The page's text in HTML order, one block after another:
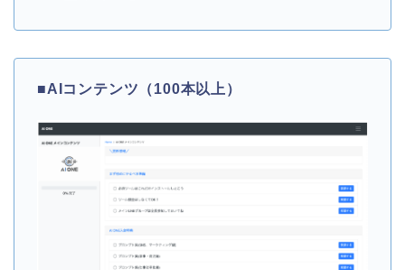
■AIコンテンツ（100本以上）